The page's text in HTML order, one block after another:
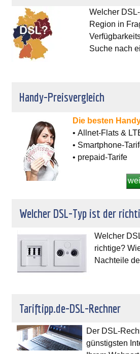
Welcher
Region in
Suche nach
Handy-Preisvergleich
Die besten
• Allnet-Flats &
• Smartphone-
• prepaid-Tarife
Welcher DSL-Typ ist der
Welcher
richtige?
Nachteile
Tariftipp.de-DSL-Rechner
Der DSL-
günstigsten